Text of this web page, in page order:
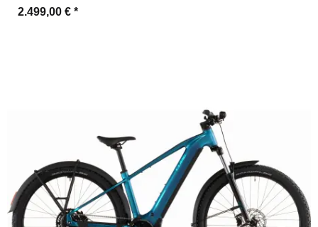
2.499,00 € *